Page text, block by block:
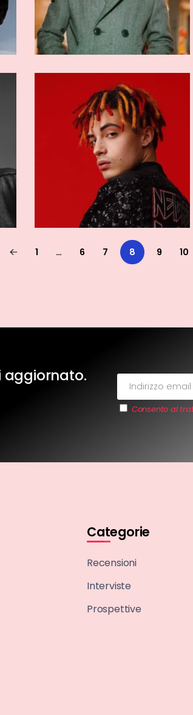
Drake
1 … 6 7 8 9 10
aggiornato.
Consento al
Categorie
Recensioni
Interviste
Prospettive